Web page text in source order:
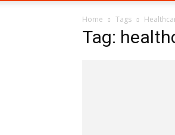
Home Tags
Tag: